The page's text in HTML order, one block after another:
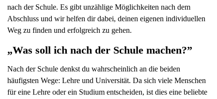
nach der Schule. Es gibt unzählige Möglichkeiten nach dem
Abschluss und wir helfen dir dabei, deinen eigenen individuellen
Weg zu finden und erfolgreich zu gehen.
„Was soll ich nach der Schule machen?”
Nach der Schule denkst du wahrscheinlich an die beiden
häufigsten Wege: Lehre und Universität. Da sich viele Menschen
für eine Lehre oder ein Studium entscheiden, ist dies eine beliebte